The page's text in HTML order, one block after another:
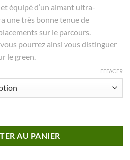
équipé d’un aimant ultra-
une très bonne tenue de
sur le parcours.
pourrez ainsi vous distinguer
le green.
EFFACER
AU PANIER